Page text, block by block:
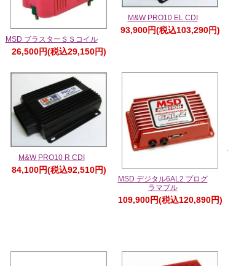
MSD ブラスターＳＳコイル
26,500円(税込29,150円)
M&W PRO10 EL CDI
93,900円(税込103,290円)
M&W PRO10 R CDI
84,100円(税込92,510円)
MSD デジタル6AL2 プログ
ラマブル
109,900円(税込120,890円)